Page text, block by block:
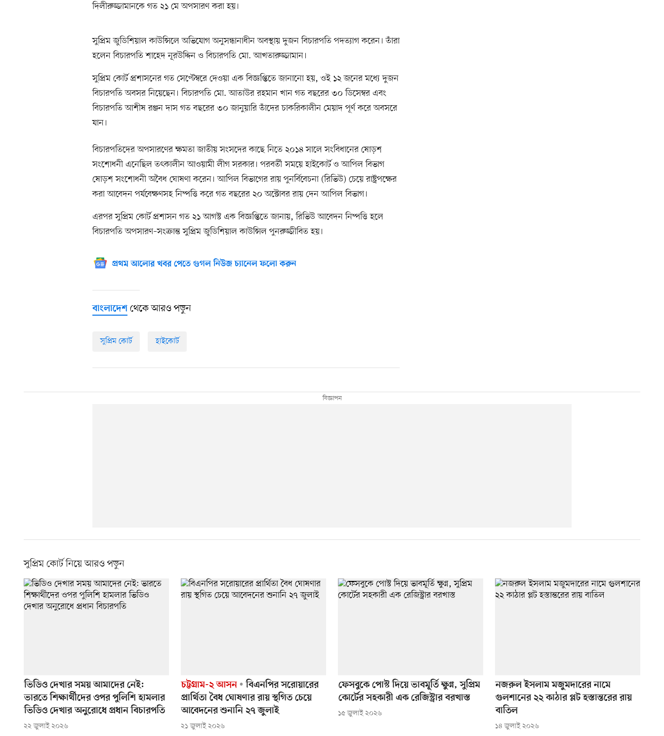
দিলীরুজ্জামানকে গত ২১ মে অপসারণ করা হয়।
সুপ্রিম জুডিশিয়াল কাউন্সিলে অভিযোগ অনুসন্ধানাধীন অবস্থায় দুজন বিচারপতি পদত্যাগ করেন। তাঁরা
হলেন বিচারপতি শাহেদ নূরউদ্দিন ও বিচারপতি মো. আখতারুজ্জামান।
সুপ্রিম কোর্ট প্রশাসনের গত সেপ্টেম্বরে দেওয়া এক বিজ্ঞপ্তিতে জানানো হয়, ওই ১২ জনের মধ্যে দুজন
বিচারপতি অবসর নিয়েছেন। বিচারপতি মো. আতাউর রহমান খান গত বছরের ৩০ ডিসেম্বর এবং
বিচারপতি আশীষ রঞ্জন দাস গত বছরের ৩০ জানুয়ারি তাঁদের চাকরিকালীন মেয়াদ পূর্ণ করে অবসরে
যান।
বিচারপতিদের অপসারণের ক্ষমতা জাতীয় সংসদের কাছে নিতে ২০১৪ সালে সংবিধানের ষোড়শ
সংশোধনী এনেছিল তৎকালীন আওয়ামী লীগ সরকার। পরবর্তী সময়ে হাইকোর্ট ও আপিল বিভাগ
ষোড়শ সংশোধনী অবৈধ ঘোষণা করেন। আপিল বিভাগের রায় পুনর্বিবেচনা (রিভিউ) চেয়ে রাষ্ট্রপক্ষের
করা আবেদন পর্যবেক্ষণসহ নিষ্পত্তি করে গত বছরের ২০ অক্টোবর রায় দেন আপিল বিভাগ।
এরপর সুপ্রিম কোর্ট প্রশাসন গত ২১ আগস্ট এক বিজ্ঞপ্তিতে জানায়, রিভিউ আবেদন নিষ্পত্তি হলে
বিচারপতি অপসারণ–সংক্রান্ত সুপ্রিম জুডিশিয়াল কাউন্সিল পুনরুজ্জীবিত হয়।
প্রথম আলোর খবর পেতে গুগল নিউজ চ্যানেল ফলো করুন
বাংলাদেশ থেকে আরও পড়ুন
সুপ্রিম কোর্ট হাইকোর্ট
সুপ্রিম কোর্ট নিয়ে আরও পড়ুন
ভিডিও দেখার সময় আমাদের নেই:
ভারতে শিক্ষার্থীদের ওপর পুলিশি হামলার
ভিডিও দেখার অনুরোধে প্রধান বিচারপতি
২২ জুলাই ২০২৬
চট্টগ্রাম-২ আসন
বিএনপির সরোয়ারের
প্রার্থিতা বৈধ ঘোষণার রায় স্থগিত চেয়ে
আবেদনের শুনানি ২৭ জুলাই
২১ জুলাই ২০২৬
ফেসবুকে পোস্ট দিয়ে ভাবমূর্তি ক্ষুণ্ন, সুপ্রিম
কোর্টের সহকারী এক রেজিস্ট্রার বরখাস্ত
১৫ জুলাই ২০২৬
নজরুল ইসলাম মজুমদারের নামে
গুলশানের ২২ কাঠার প্লট হস্তান্তরের রায়
বাতিল
১৪ জুলাই ২০২৬